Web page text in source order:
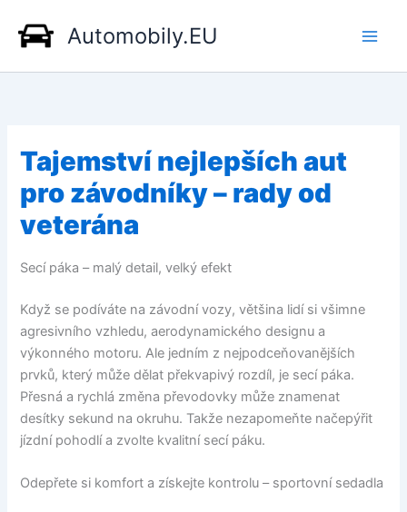
obsah
Automobily.EU
Tajemství nejlepších aut
pro závodníky – rady od
veterána
Secí páka – malý detail, velký efekt
Když se podíváte na závodní vozy, většina lidí si všimne
agresivního vzhledu, aerodynamického designu a
výkonného motoru. Ale jedním z nejpodceňovanějších
prvků, který může dělat překvapivý rozdíl, je secí páka.
Přesná a rychlá změna převodovky může znamenat
desítky sekund na okruhu. Takže nezapomeňte načepýřit
jízdní pohodlí a zvolte kvalitní secí páku.
Odepřete si komfort a získejte kontrolu – sportovní sedadla